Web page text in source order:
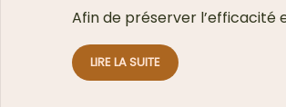
Afin de préserver l’efficacité
LIRE LA SUITE